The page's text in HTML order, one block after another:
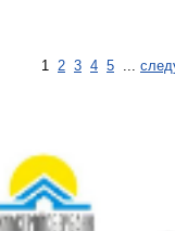
1 2 3 4 5 ...